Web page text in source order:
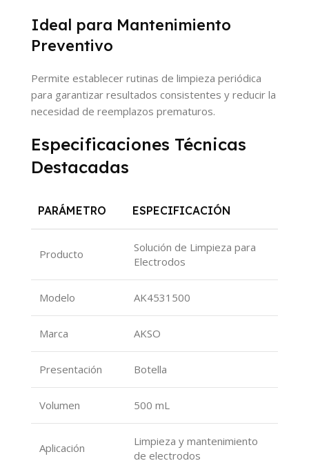
Ideal para Mantenimiento
Preventivo
Permite establecer rutinas de limpieza periódica
para garantizar resultados consistentes y reducir la
necesidad de reemplazos prematuros.
Especificaciones Técnicas
Destacadas
PARÁMETRO ESPECIFICACIÓN
Producto
Solución de Limpieza para
Electrodos
Modelo AK4531500
Marca AKSO
Presentación Botella
Volumen 500 mL
Aplicación
Limpieza y mantenimiento
de electrodos